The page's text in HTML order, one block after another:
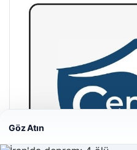
Göz Atın